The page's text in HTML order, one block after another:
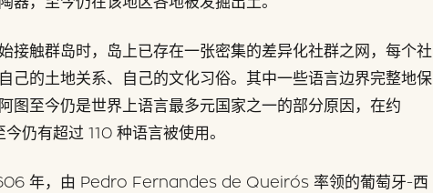
接触群岛时，岛上已存在一张密集的差异化社群之网，每个社
己的土地关系、自己的文化习俗。其中一些语言边界完整地保
图至今仍是世界上语言最多元国家之一的部分原因，在约
仍有超过 110 种语言被使用。
年，由 Pedro Fernandes de Queirós 率领的葡萄牙-西